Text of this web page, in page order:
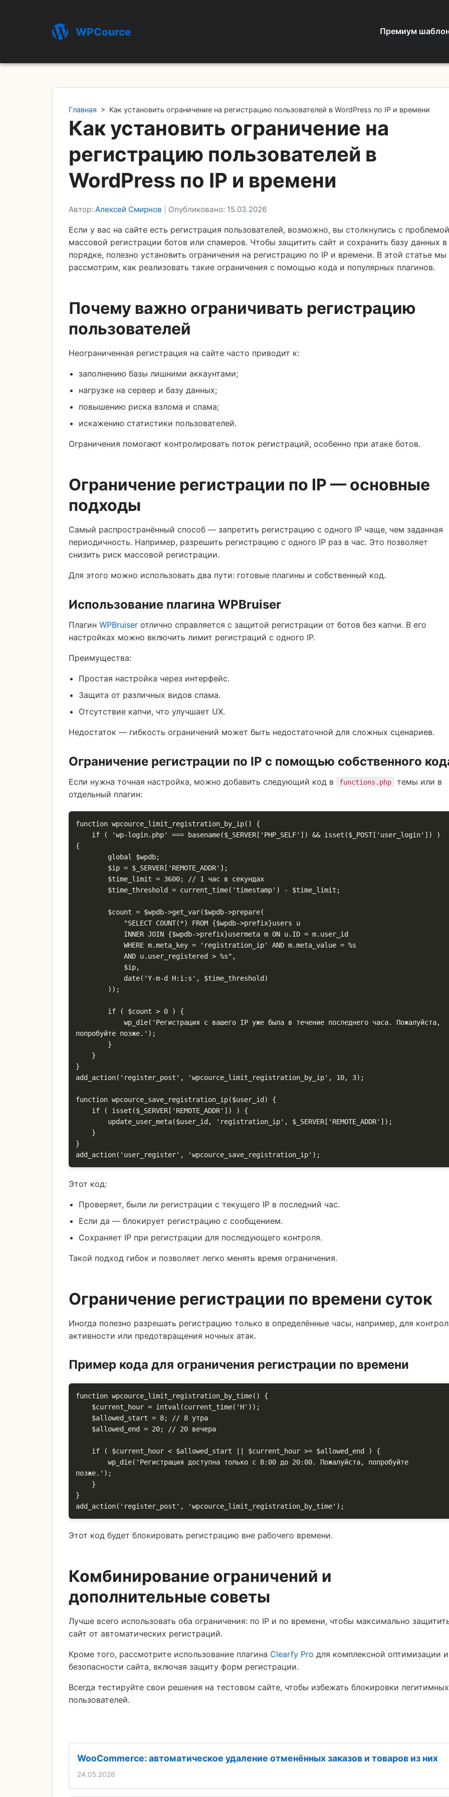
WPCource Премиум
Главная > Как установить ограничение на регистрацию пользователей в WordPress по IP и времени
Как установить ограничение на
регистрацию пользователей в
WordPress по IP и времени
Автор: Алексей Смирнов Опубликовано: 15.03.2026
Если у вас на сайте есть регистрация пользователей, возможно, вы столкнулись с проблемой
массовой регистрации ботов или спамеров. Чтобы защитить сайт и сохранить базу данных в
порядке, полезно установить ограничения на регистрацию по IP и времени. В этой статье мы
рассмотрим, как реализовать такие ограничения с помощью кода и популярных плагинов.
Почему важно ограничивать регистрацию
пользователей
Неограниченная регистрация на сайте часто приводит к:
заполнению базы лишними аккаунтами;
нагрузке на сервер и базу данных;
повышению риска взлома и спама;
искажению статистики пользователей.
Ограничения помогают контролировать поток регистраций, особенно при атаке ботов.
Ограничение регистрации по IP — основные
подходы
Самый распространённый способ — запретить регистрацию с одного IP чаще, чем заданная
периодичность. Например, разрешить регистрацию с одного IP раз в час. Это позволяет
снизить риск массовой регистрации.
Для этого можно использовать два пути: готовые плагины и собственный код.
Использование плагина WPBruiser
Плагин WPBruiser отлично справляется с защитой регистрации от ботов без капчи. В его
настройках можно включить лимит регистраций с одного IP.
Преимущества:
Простая настройка через интерфейс.
Защита от различных видов спама.
Отсутствие капчи, что улучшает UX.
Недостаток — гибкость ограничений может быть недостаточной для сложных сценариев.
Ограничение регистрации по IP с помощью собственного
Если нужна точная настройка, можно добавить следующий код в functions.php
темы или в
отдельный плагин:
function wpcource_limit_registration_by_ip() {
{
попробуйте позже.');
}
add_action('register_post', 'wpcource_limit_registration_by_ip', 10, 3);
function wpcource_save_registration_ip($user_id) {
}
add_action('user_register', 'wpcource_save_registration_ip');
Этот код:
Проверяет, были ли регистрации с текущего IP в последний час.
Если да — блокирует регистрацию с сообщением.
Сохраняет IP при регистрации для последующего контроля.
Такой подход гибок и позволяет легко менять время ограничения.
Ограничение регистрации по времени суток
Иногда полезно разрешать регистрацию только в определённые часы, например, для
активности или предотвращения ночных атак.
Пример кода для ограничения регистрации по времени
function wpcource_limit_registration_by_time() {
позже.');
}
add_action('register_post', 'wpcource_limit_registration_by_time');
Этот код будет блокировать регистрацию вне рабочего времени.
Комбинирование ограничений и
дополнительные советы
Лучше всего использовать оба ограничения: по IP и по времени, чтобы максимально
сайт от автоматических регистраций.
Кроме того, рассмотрите использование плагина Clearfy Pro для комплексной оптимизации и
безопасности сайта, включая защиту форм регистрации.
Всегда тестируйте свои решения на тестовом сайте, чтобы избежать блокировки легитимных
пользователей.
WooCommerce: автоматическое удаление отменённых заказов и товаров из них
24.05.2026